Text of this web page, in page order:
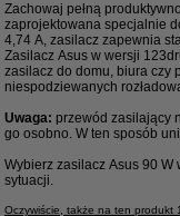
Zachowaj pełną
zaprojektowana specjalnie
4,74 A, zasilacz zapewnia
Zasilacz Asus w wersji
zasilacz do domu, biura czy
niespodziewanych
Uwaga: przewód zasilający
go osobno. W ten sposób
Wybierz zasilacz Asus 90
sytuacji.
Oczywiście, także na ten produkt